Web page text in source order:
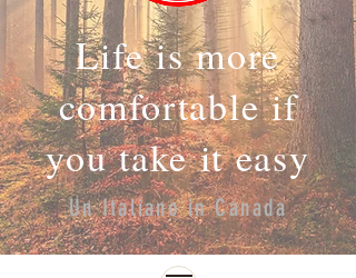
Life is more
comfortable if
you take it easy
Un Italiano in Canada